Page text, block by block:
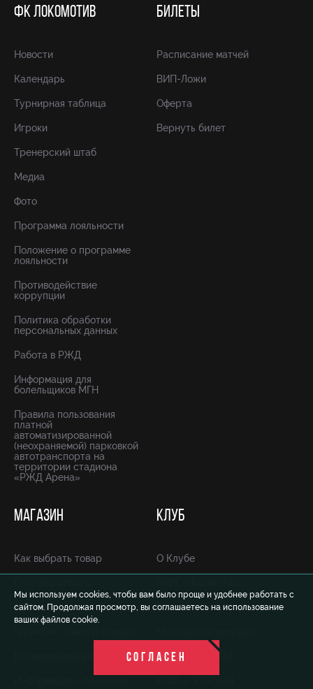
Мы используем cookies, чтобы вам было проще и удобнее работать с
сайтом. Продолжая просмотр, вы соглашаетесь на использование
ваших файлов cookie.
СОГЛАСЕН
ФК ЛОКОМОТИВ
Новости
Календарь
Турнирная таблица
Игроки
Тренерский штаб
Медиа
Фото
Программа лояльности
Положение о программе
лояльности
Противодействие
коррупции
Политика обработки
персональных данных
Работа в РЖД
Информация для
болельщиков МГН
Правила пользования
платной
автоматизированной
(неохраняемой) парковкой
автотранспорта на
территории стадиона
«РЖД Арена»
БИЛЕТЫ
Расписание матчей
ВИП-Ложи
Оферта
Вернуть билет
МАГАЗИН
Как выбрать товар
Доставка
КЛУБ
О Клубе
Молодёжка-юноши
ЮФЛ-1. ЮНОШИ